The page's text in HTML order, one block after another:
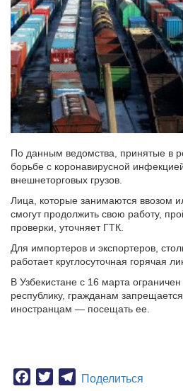
По данным ведомства, принятые в
борьбе с коронавирусной
внешнеторговых грузов.
Лица, которые занимаются ввозом
смогут продолжить свою работу,
проверки, уточняет ГТК.
Для импортеров и экспортеров,
работает круглосуточная горячая
В Узбекистане с 16 марта
республику, гражданам
иностранцам — посещать ее.
Facebook
TwitterTelegram
Поделиться